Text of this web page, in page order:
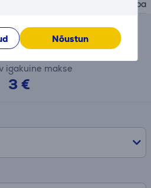
Nõustun
beež, roostevaba
kalkulaator
igakuine makse
3 €